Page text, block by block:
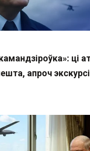
ці
апроч